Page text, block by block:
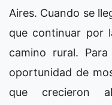
Aires. Cuando se
que continuar por
camino rural.
oportunidad de
que crecieron